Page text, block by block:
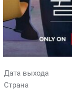
Дата выхода
Страна